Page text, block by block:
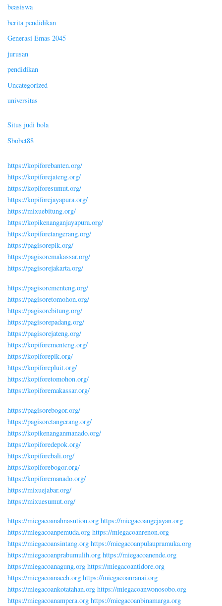
beasiswa
berita pendidikan
Generasi Emas 2045
jurusan
pendidikan
Uncategorized
universitas
Situs judi bola
Sbobet88
https://kopiforebanten.org/
https://kopiforejateng.org/
https://kopiforesumut.org/
https://kopiforejayapura.org/
https://mixuebitung.org/
https://kopikenanganjayapura.org/
https://kopiforetangerang.org/
https://pagisorepik.org/
https://pagisoremakassar.org/
https://pagisorejakarta.org/
https://pagisorementeng.org/
https://pagisoretomohon.org/
https://pagisorebitung.org/
https://pagisorepadang.org/
https://pagisorejateng.org/
https://kopiforementeng.org/
https://kopiforepik.org/
https://kopiforepluit.org/
https://kopiforetomohon.org/
https://kopiforemakassar.org/
https://pagisorebogor.org/
https://pagisoretangerang.org/
https://kopikenanganmanado.org/
https://kopiforedepok.org/
https://kopiforebali.org/
https://kopiforebogor.org/
https://kopiforemanado.org/
https://mixuejabar.org/
https://mixuesumut.org/
https://miegacoanahnasution.org https://miegacoangejayan.org
https://miegacoanpemuda.org https://miegacoanrenon.org
https://miegacoansintang.org https://miegacoanpulaupramuka.org
https://miegacoanprabumulih.org https://miegacoanende.org
https://miegacoanagung.org https://miegacoantidore.org
https://miegacoanaceh.org https://miegacoanranai.org
https://miegacoankotatahan.org https://miegacoanwonosobo.org
https://miegacoanampera.org https://miegacoanbinamarga.org